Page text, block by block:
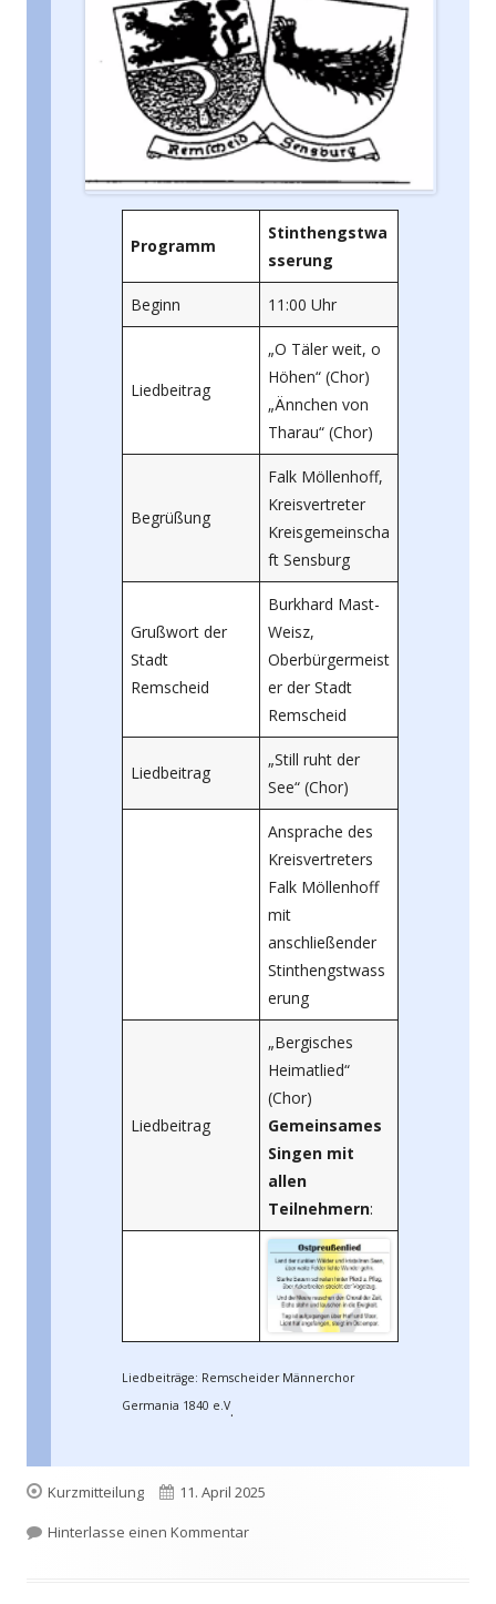
Programm
Stinthengstwa
sserung
Beginn 11:00 Uhr
Liedbeitrag
„O Täler weit, o
Höhen“ (Chor)
„Ännchen von
Tharau“ (Chor)
Begrüßung
Falk Möllenhoff,
Kreisvertreter
Kreisgemeinscha
ft Sensburg
Grußwort der
Stadt
Remscheid
Burkhard Mast-
Weisz,
Oberbürgermeist
er der Stadt
Remscheid
Liedbeitrag
„Still ruht der
See“ (Chor)
Ansprache des
Kreisvertreters
Falk Möllenhoff
mit
anschließender
Stinthengstwass
erung
Liedbeitrag
„Bergisches
Heimatlied“
(Chor)
Gemeinsames
Singen mit
allen
Teilnehmern:
Liedbeiträge: Remscheider Männerchor
Germania 1840 e.V.
Format
Kurzmitteilung
Veröffentlicht
am
11. April 2025
Hinterlasse einen Kommentarzu 17.05.2025 –